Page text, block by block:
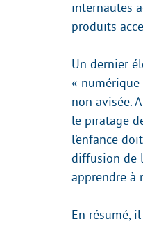
internautes
produits
Un dernier
« numérique
non avisée.
le piratage
l’enfance
diffusion de
apprendre à
En résumé,